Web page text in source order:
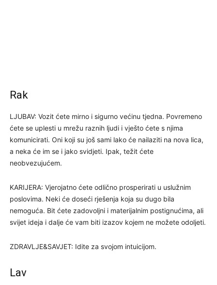
Rak
LJUBAV: Vozit ćete mirno i sigurno većinu tjedna. Povremeno
ćete se uplesti u mrežu raznih ljudi i vješto ćete s njima
komunicirati. Oni koji su još sami lako će nailaziti na nova lica,
a neka će im se i jako svidjeti. Ipak, težit ćete
neobvezujućem.
KARIJERA: Vjerojatno ćete odlično prosperirati u uslužnim
poslovima. Neki će doseći rješenja koja su dugo bila
nemoguća. Bit ćete zadovoljni i materijalnim postignućima, ali
svijet ideja i dalje će vam biti izazov kojem ne možete odoljeti.
ZDRAVLJE&SAVJET: Idite za svojom intuicijom.
Lav